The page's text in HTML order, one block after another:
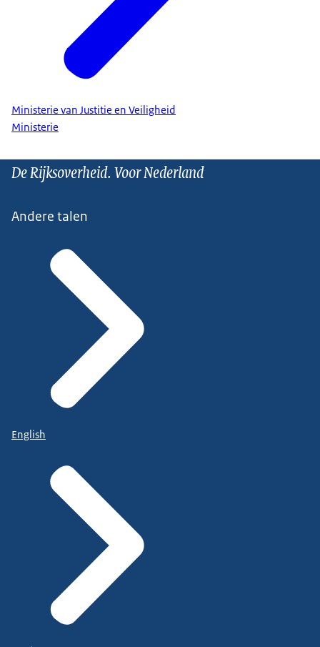
Ministerie van Justitie en Veiligheid
Ministerie
De Rijksoverheid. Voor Nederland
Andere talen
English